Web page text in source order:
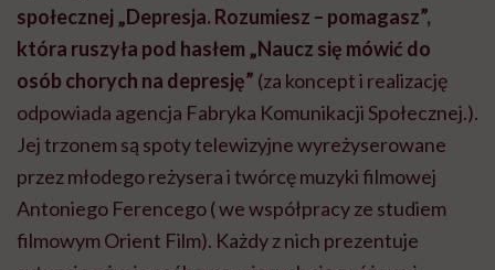
społecznej „Depresja. Rozumiesz – pomagasz”,
która ruszyła pod hasłem „Naucz się mówić do
osób chorych na depresję” (za koncept i realizację
odpowiada agencja Fabryka Komunikacji Społecznej.).
Jej trzonem są spoty telewizyjne wyreżyserowane
przez młodego reżysera i twórcę muzyki filmowej
Antoniego Ferencego ( we współpracy ze studiem
filmowym Orient Film). Każdy z nich prezentuje